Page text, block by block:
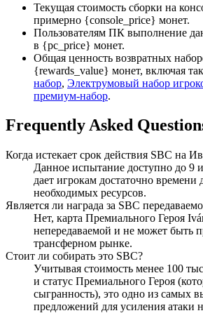
Текущая стоимость сборки на
примерно {console_price} монет.
Пользователям ПК выполнение
в {pc_price} монет.
Общая ценность возвратных
{rewards_value} монет, включая
набор, Электрумовый набор
премиум-набор.
Frequently Asked
Когда истекает срок действия SBC на
Данное испытание доступно до 9
дает игрокам достаточно времени
необходимых ресурсов.
Является ли награда за SBC
Нет, карта Премиального Героя
непередаваемой и не может быть
трансферном рынке.
Стоит ли собирать это SBC?
Учитывая стоимость менее 100
и статус Премиального Героя
сыгранность), это одно из самых
предложений для усиления атаки